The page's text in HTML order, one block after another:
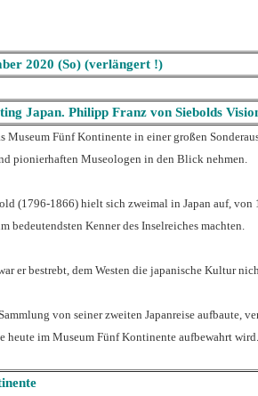
2020 (So) (verlängert !)
Japan. Philipp Franz von Siebolds
Museum Fünf Kontinente in einer großen
pionierhaften Museologen in den Blick nehmen.
(1796-1866) hielt sich zweimal in Japan auf,
bedeutendsten Kenner des Inselreiches machten.
er bestrebt, dem Westen die japanische Kultur
von seiner zweiten Japanreise aufbaute,
heute im Museum Fünf Kontinente aufbewahrt wird.